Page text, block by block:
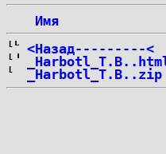
Имя
<Назад---------<
_Harbotl_T.B..zip